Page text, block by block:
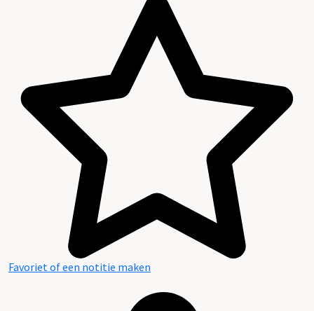
Favoriet of een notitie maken